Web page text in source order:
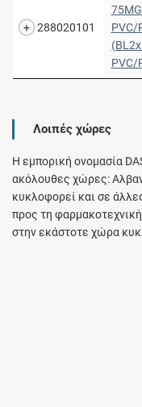
288020101
PVC/
PVC/
Λοιπές χώρες
Η εμπορική ονομασία
ακόλουθες χώρες:
κυκλοφορεί και σε
προς τη
στην εκάστοτε χώρα